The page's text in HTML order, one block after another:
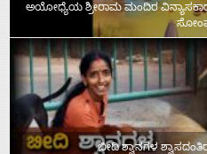
ಅಯೋಧ್ಯೆಯ ಶ್ರೀರಾಮ ಮಂದಿರ
ಬೀದಿ ಶ್ವಾನಗಳ